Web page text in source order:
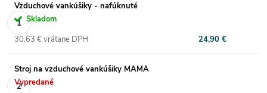
Vzduchové vankúšiky - nafúknuté
Skladom
24,90 €
30,63 € vrátane DPH
Stroj na vzduchové vankúšiky MAMA
Vypredané